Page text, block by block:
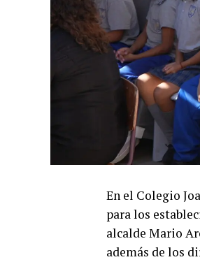
En el Colegio
para los
alcalde Mario
además de los